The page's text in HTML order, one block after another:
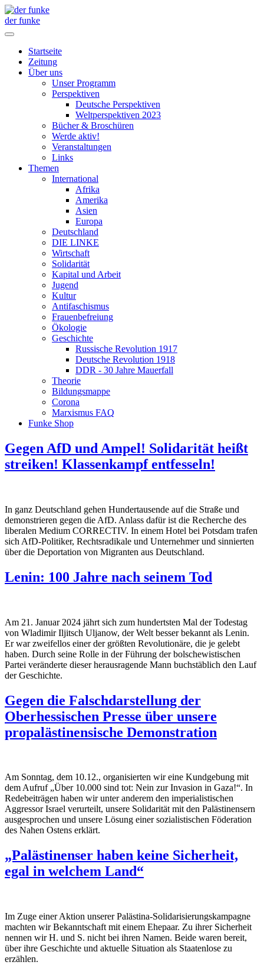
der funke
Startseite
Zeitung
Über uns
Unser Programm
Perspektiven
Deutsche Perspektiven
Weltperspektiven 2023
Bücher & Broschüren
Werde aktiv!
Veranstaltungen
Links
Themen
International
Afrika
Amerika
Asien
Europa
Deutschland
DIE LINKE
Wirtschaft
Solidarität
Kapital und Arbeit
Jugend
Kultur
Antifaschismus
Frauenbefreiung
Ökologie
Geschichte
Russische Revolution 1917
Deutsche Revolution 1918
DDR - 30 Jahre Mauerfall
Theorie
Bildungsmappe
Corona
Marxismus FAQ
Funke Shop
Gegen AfD und Ampel! Solidarität heißt
streiken! Klassenkampf entfesseln!
In ganz Deutschland gehen Hundertausende auf die Straße und
demonstrieren gegen die AfD. Anlass dafür ist die Recherche des
liberalen Medium CORRECTIV. In einem Hotel bei Potsdam trafen
sich AfD-Politiker, Rechtsradikale und Unternehmer und sinnierten
über die Deportation von Migranten aus Deutschland.
Lenin: 100 Jahre nach seinem Tod
Am 21. Januar 2024 jährt sich zum hundertsten Mal der Todestag
von Wladimir Iljitsch Uljanow, der Welt besser bekannt als Lenin.
Er war zweifellos einer der größten Revolutionäre, die je gelebt
haben. Durch seine Rolle in der Führung der bolschewistischen
Partei veränderte dieser herausragende Mann buchstäblich den Lauf
der Geschichte.
Gegen die Falschdarstellung der
Oberhessischen Presse über unsere
propalästinensische Demonstration
Am Sonntag, dem 10.12., organisierten wir eine Kundgebung mit
dem Aufruf „Über 10.000 sind tot: Nein zur Invasion in Gaza!“. In
Redebeiträgen haben wir unter anderem den imperialistischen
Aggressor Israel verurteilt, unsere Solidarität mit den Palästinensern
ausgesprochen und unsere Lösung einer sozialistischen Föderation
des Nahen Ostens erklärt.
„Palästinenser haben keine Sicherheit,
egal in welchem Land“
Im Zuge einer Aktion unserer Palästina-Solidarisierungskampagne
machten wir Bekanntschaft mit einem Ehepaar. Zu ihrer Sicherheit
nennen wir H. und S. nicht bei ihren Namen. Beide waren bereit,
über ihre Geschichte und aktuelle Situation als Staatenlose zu
erzählen.